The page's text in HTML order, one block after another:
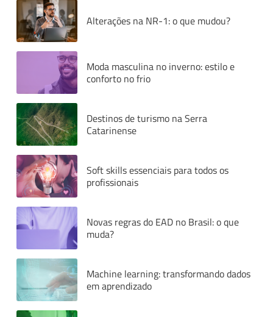
Alterações na NR-1: o que mudou?
Moda masculina no inverno: estilo e
conforto no frio
Destinos de turismo na Serra
Catarinense
Soft skills essenciais para todos os
profissionais
Novas regras do EAD no Brasil: o que
muda?
Machine learning: transformando dados
em aprendizado